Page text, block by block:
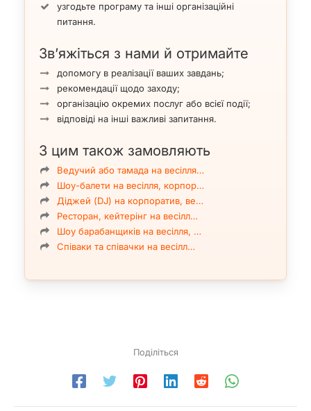
узгодьте програму та інші організаційні
питання.
Зв’яжіться з нами й отримайте
допомогу в реалізації ваших завдань;
рекомендації щодо заходу;
організацію окремих послуг або всієї події;
відповіді на інші важливі запитання.
З цим також замовляють
Ведучий або тамада на весілля…
Шоу-балети на весілля, корпор…
Діджей (DJ) на корпоратив, ве…
Ресторан, кейтерінг на весілл…
Шоу барабанщиків на весілля, …
Співаки та співачки на весілл…
Поділіться